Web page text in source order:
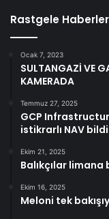
Rastgele Haberler
Ocak 7, 2023
SULTANGAZİ VE
KAMERADA
Temmuz 27, 2025
GCP
istikrarlı NAV
Ekim 21, 2025
Balıkçılar
Ekim 16, 2025
Meloni tek